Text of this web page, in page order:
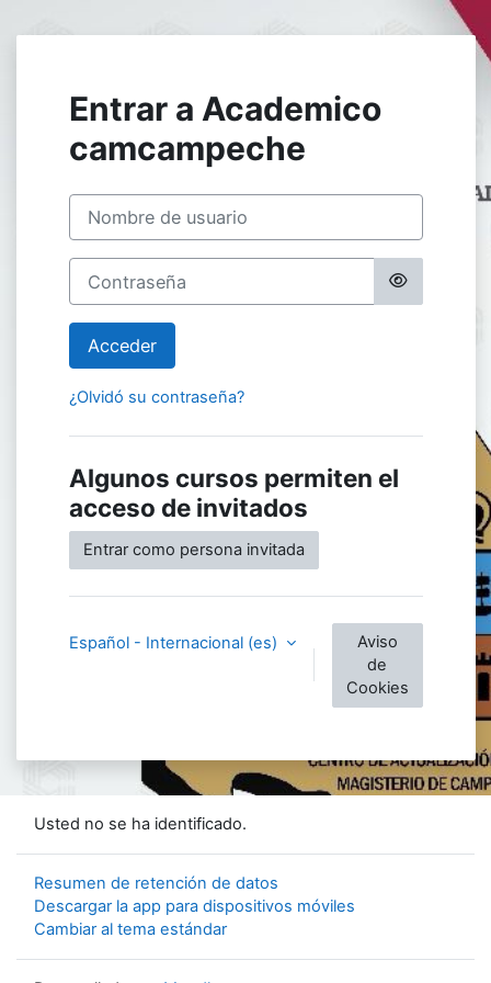
Entrar a Academico
camcampeche
Nombre de usuario
Acceder
¿Olvidó su contraseña?
Algunos cursos permiten el
acceso de invitados
Entrar como persona invitada
Español - Internacional ‎(es)‎
Aviso
de
Cookies
Usted no se ha identificado.
Resumen de retención de datos
Descargar la app para dispositivos móviles
Cambiar al tema estándar